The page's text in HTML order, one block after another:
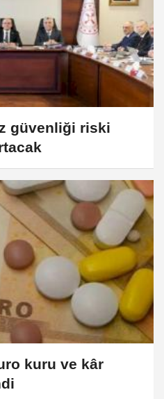
güvenliği riski
kuru ve kâr